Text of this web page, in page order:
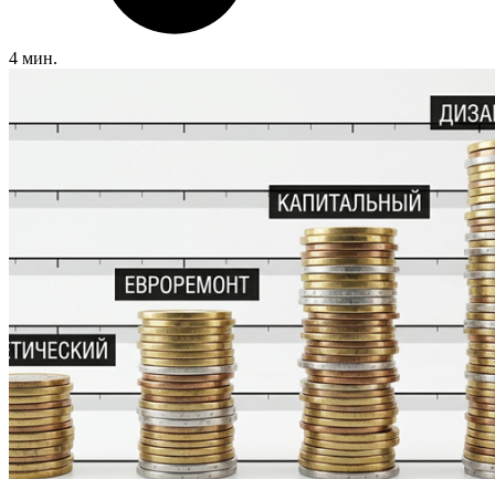
4 мин.